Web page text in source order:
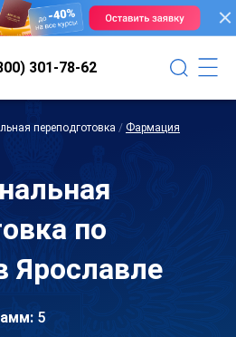
301-78-62
переподготовка / Фармация
по
Ярославле
5